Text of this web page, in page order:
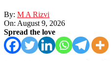
By: M A Rizvi
On: August 9, 2026
Spread the love